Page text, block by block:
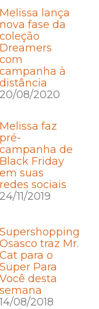
Melissa lança
nova fase da
coleção
Dreamers
com
campanha à
distância
20/08/2020
Melissa faz
pré-
campanha de
Black Friday
em suas
redes sociais
24/11/2019
Supershopping
Osasco traz Mr.
Cat para o
Super Para
Você desta
semana
14/08/2018